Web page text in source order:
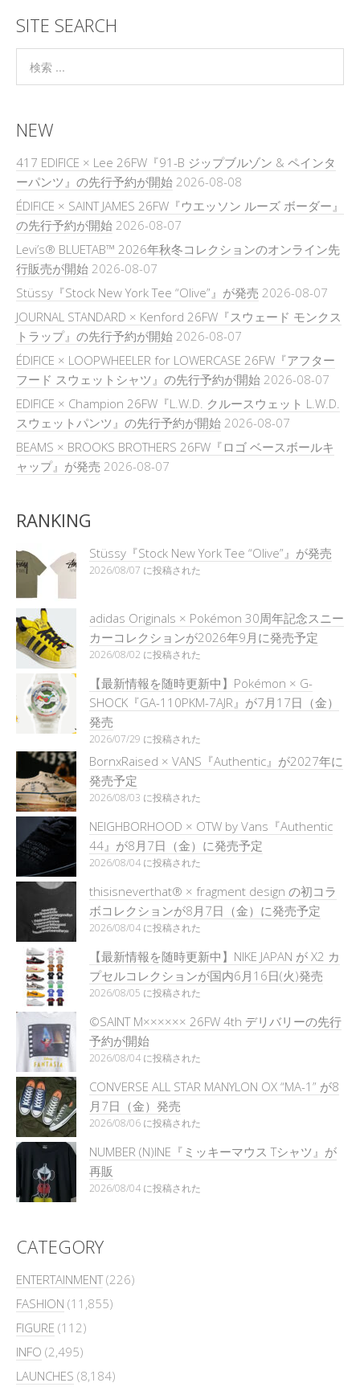
SITE SEARCH
NEW
417 EDIFICE × Lee 26FW『91-B ジップブルゾン & ペインタ
ーパンツ』の先行予約が開始 2026-08-08
ÉDIFICE × SAINT JAMES 26FW『ウエッソン ルーズ ボーダー』
の先行予約が開始 2026-08-07
Levi’s® BLUETAB™ 2026年秋冬コレクションのオンライン先
行販売が開始 2026-08-07
Stüssy『Stock New York Tee “Olive”』が発売 2026-08-07
JOURNAL STANDARD × Kenford 26FW『スウェード モンクス
トラップ』の先行予約が開始 2026-08-07
ÉDIFICE × LOOPWHEELER for LOWERCASE 26FW『アフター
フード スウェットシャツ』の先行予約が開始 2026-08-07
EDIFICE × Champion 26FW『L.W.D. クルースウェット L.W.D.
スウェットパンツ』の先行予約が開始 2026-08-07
BEAMS × BROOKS BROTHERS 26FW『ロゴ ベースボールキ
ャップ』が発売 2026-08-07
RANKING
Stüssy『Stock New York Tee “Olive”』が発売
2026/08/07 に投稿された
adidas Originals × Pokémon 30周年記念スニー
カーコレクションが2026年9月に発売予定
2026/08/02 に投稿された
【最新情報を随時更新中】Pokémon × G-
SHOCK『GA-110PKM-7AJR』が7月17日（金）
発売
2026/07/29 に投稿された
BornxRaised × VANS『Authentic』が2027年に
発売予定
2026/08/03 に投稿された
NEIGHBORHOOD × OTW by Vans『Authentic
44』が8月7日（金）に発売予定
2026/08/04 に投稿された
thisisneverthat® × fragment design の初コラ
ボコレクションが8月7日（金）に発売予定
2026/08/04 に投稿された
【最新情報を随時更新中】NIKE JAPAN が X2 カ
プセルコレクションが国内6月16日(火)発売
2026/08/05 に投稿された
©SAINT M×××××× 26FW 4th デリバリーの先行
予約が開始
2026/08/04 に投稿された
CONVERSE ALL STAR MANYLON OX “MA-1” が8
月7日（金）発売
2026/08/06 に投稿された
NUMBER (N)INE『ミッキーマウス Tシャツ』が
再販
2026/08/04 に投稿された
CATEGORY
ENTERTAINMENT(226)
FASHION (11,855)
FIGURE (112)
INFO (2,495)
LAUNCHES (8,184)